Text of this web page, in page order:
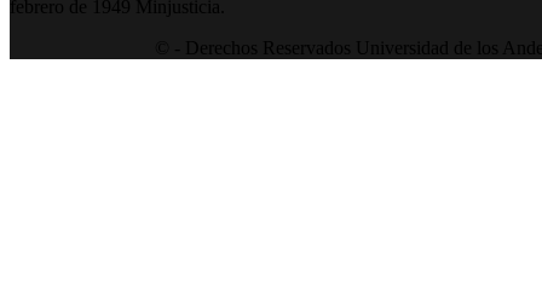
febrero de 1949 Minjusticia.
© - Derechos Reservados Universidad de los